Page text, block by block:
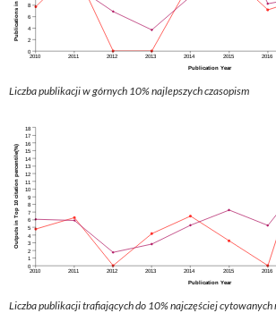
Liczba publikacji w górnych 10% najlepszych czasopism
Liczba publikacji trafiających do 10% najczęściej